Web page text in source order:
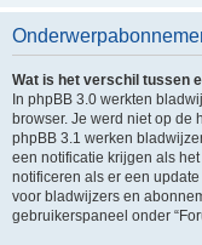
Wat is het verschil tussen
In phpBB 3.0 werkten
browser. Je werd niet op de
phpBB 3.1 werken
een notificatie krijgen als
notificeren als er een
voor bladwijzers en
gebruikerspaneel onder